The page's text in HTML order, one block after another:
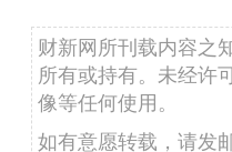
财新网所刊载内容之
所有或持有。未经许
像等任何使用。
如有意愿转载，请发